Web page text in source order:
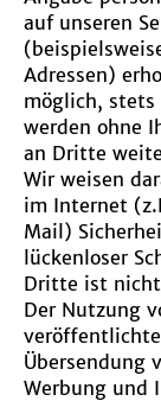
auf unseren
Adressen)
möglich, stets
werden ohne
an Dritte
Wir weisen
im Internet
Mail)
lückenloser
Dritte ist
Der Nutzung
Übersendung
Werbung und